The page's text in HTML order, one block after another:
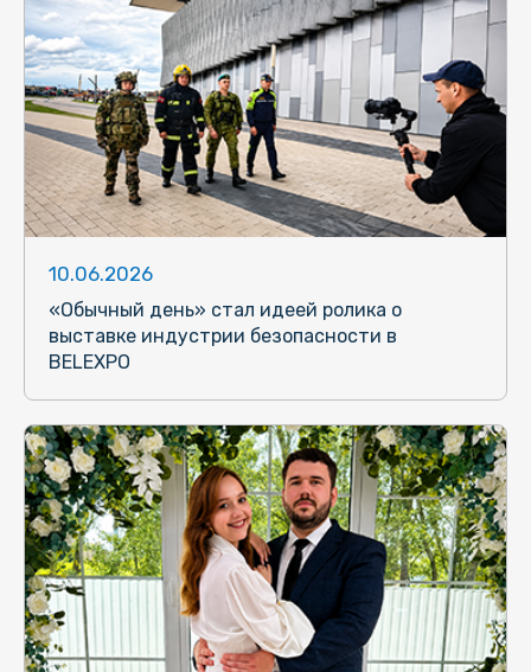
10.06.2026
«Обычный день» стал идеей ролика о
выставке индустрии безопасности в
BELEXPO